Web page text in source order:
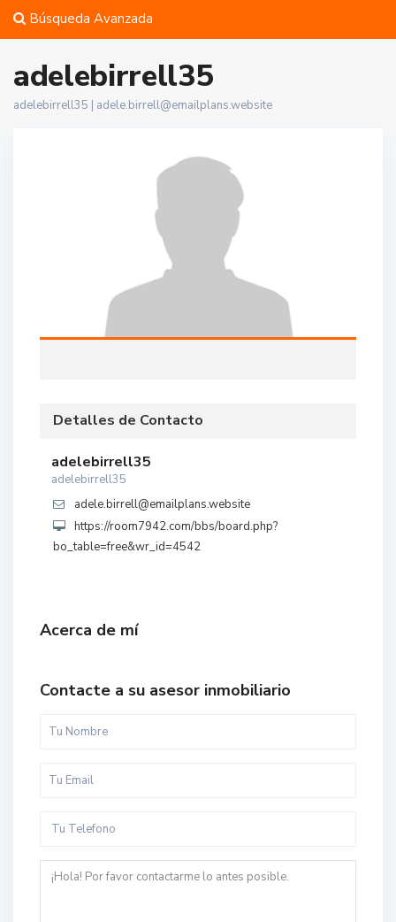
Búsqueda Avanzada
adelebirrell35
adelebirrell35 | adele.birrell@emailplans.website
Detalles de Contacto
adelebirrell35
adelebirrell35
adele.birrell@emailplans.website
https://room7942.com/bbs/board.php?
bo_table=free&wr_id=4542
Acerca de mí
Contacte a su asesor inmobiliario